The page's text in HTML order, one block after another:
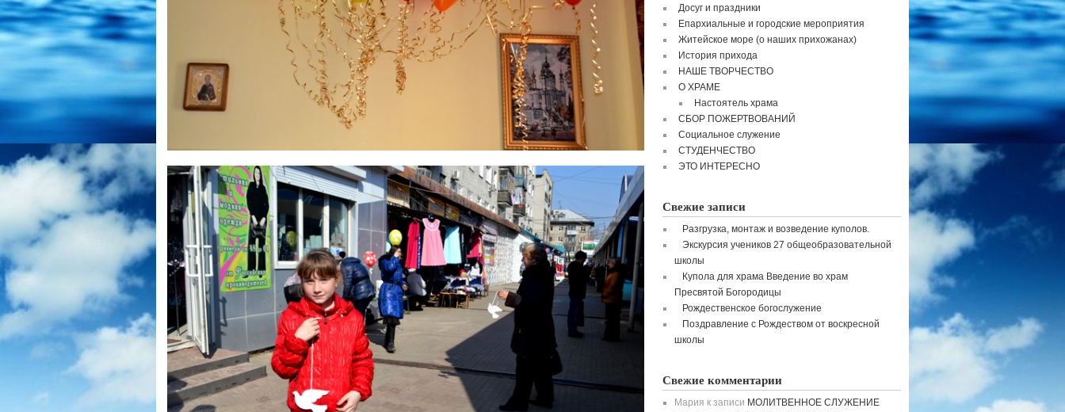
Досуг и праздники
Епархиальные и городские мероприятия
Житейское море (о наших прихожанах)
История прихода
НАШЕ ТВОРЧЕСТВО
О ХРАМЕ
Настоятель храма
СБОР ПОЖЕРТВОВАНИЙ
Социальное служение
СТУДЕНЧЕСТВО
ЭТО ИНТЕРЕСНО
Свежие записи
Разгрузка, монтаж и возведение куполов.
Экскурсия учеников 27 общеобразовательной
школы
Купола для храма Введение во храм
Пресвятой Богородицы
Рождественское богослужение
Поздравление с Рождеством от воскресной
школы
Свежие комментарии
Мария к записи МОЛИТВЕННОЕ СЛУЖЕНИЕ